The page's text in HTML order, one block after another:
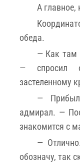
А главное,
обеда.
— Как там
— спросил
застеленному
—
адмирал. —
знакомится с
—
обозначу, так